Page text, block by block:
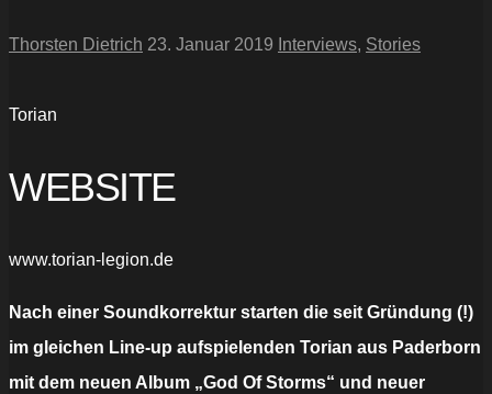
Thorsten Dietrich 23. Januar 2019 Interviews, Stories
Torian
WEBSITE
www.torian-legion.de
Nach einer Soundkorrektur starten die seit Gründung (!)
im gleichen Line-up aufspielenden Torian aus Paderborn
mit dem neuen Album „God Of Storms“ und neuer